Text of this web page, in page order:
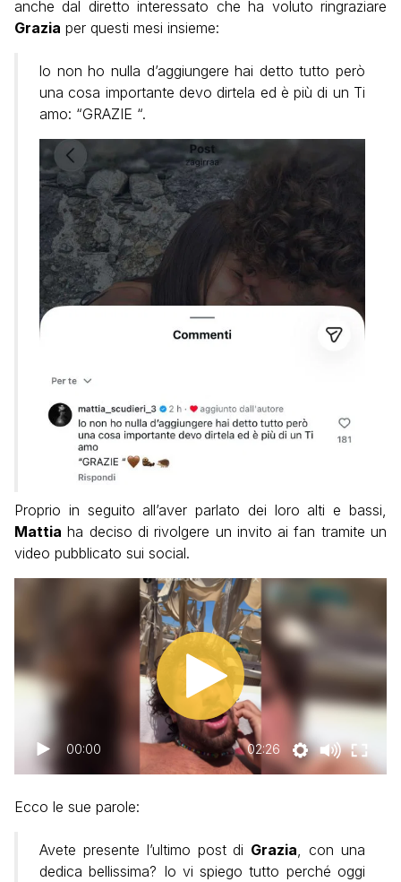
anche dal diretto interessato che ha voluto ringraziare
Grazia per questi mesi insieme:
lo non ho nulla d’aggiungere hai detto tutto però
una cosa importante devo dirtela ed è più di un Ti
amo: “GRAZIE “.
Proprio in seguito all’aver parlato dei loro alti e bassi,
Mattia ha deciso di rivolgere un invito ai fan tramite un
video pubblicato sui social.
00:00 02:26
Ecco le sue parole:
Avete presente l’ultimo post di Grazia , con una
dedica bellissima? Io vi spiego tutto perché oggi